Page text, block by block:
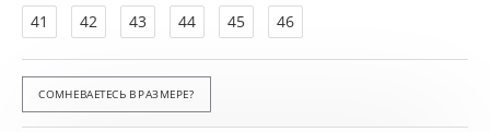
41
42 43 44 45 46
СОМНЕВАЕТЕСЬ В РАЗМЕРЕ?